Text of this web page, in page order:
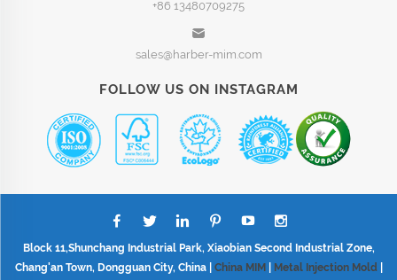
+86 13480709275
sales@harber-mim.com
FOLLOW US ON INSTAGRAM
Block 11,Shunchang Industrial Park, Xiaobian Second Industrial Zone,
Chang'an Town, Dongguan City, China | China MIM| Metal Injection Mold